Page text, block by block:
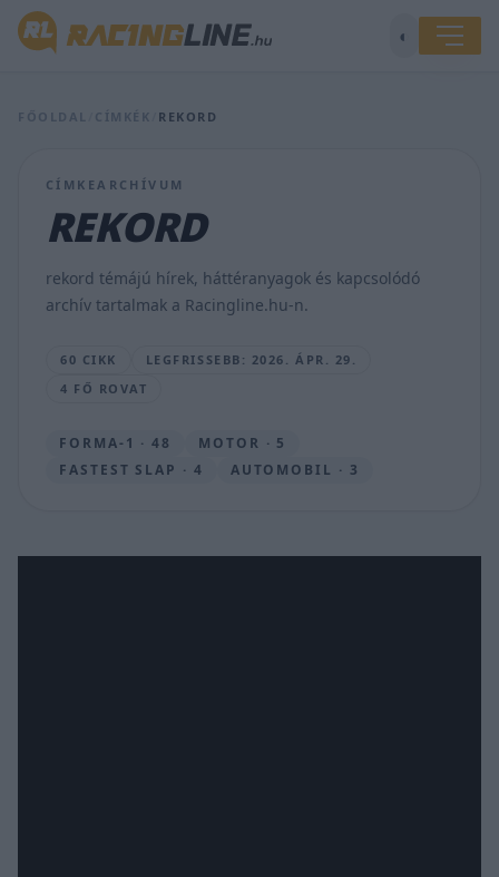
◐
FŐOLDAL CÍMKÉK REKORD
CÍMKEARCHÍVUM
REKORD
rekord témájú hírek, háttéranyagok és kapcsolódó
archív tartalmak a Racingline.hu-n.
60 CIKK
LEGFRISSEBB: 2026. ÁPR. 29.
4 FŐ ROVAT
FORMA-1 · 48
MOTOR · 5
FASTEST SLAP · 4
AUTOMOBIL · 3
Ismét
Magyarországra
Superbike-
egy
komoly
rekord
megdőlhet
–
SEBŐK
29.